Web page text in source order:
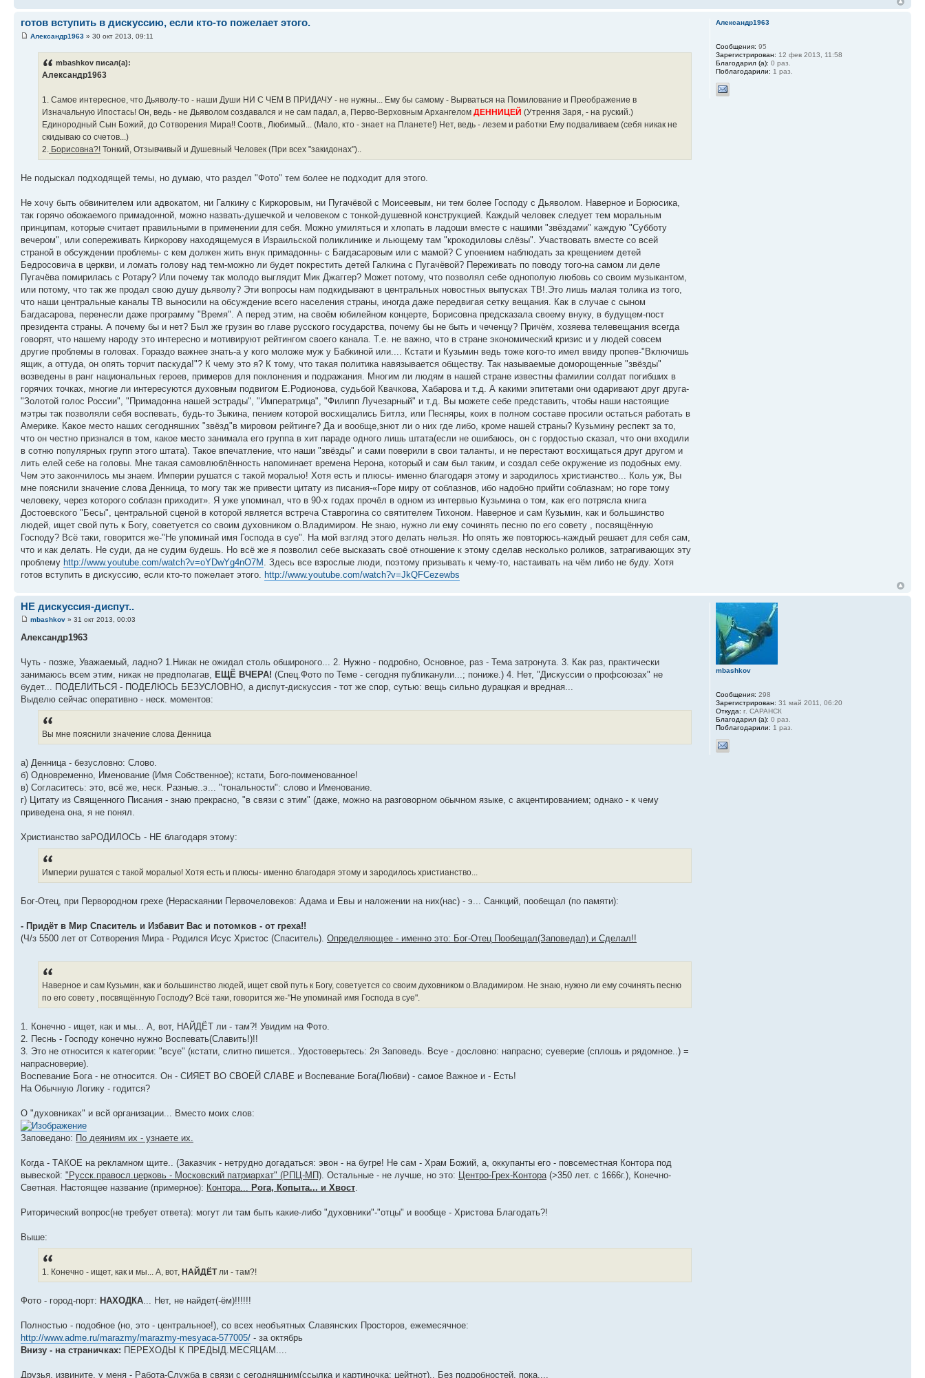
готов вступить в дискуссию, если кто-то пожелает этого.
Александр1963 » 30 окт 2013, 09:11
mbashkov писал(а):
Александр1963
1. Самое интересное, что Дьяволу-то - наши Души НИ С ЧЕМ В ПРИДАЧУ - не нужны... Ему бы самому - Вырваться на Помилование и Преображение в
Изначальную Ипостась! Он, ведь - не Дьяволом создавался и не сам падал, а, Перво-Верховным Архангелом ДЕННИЦЕЙ (Утрення Заря, - на руский.)
Единородный Сын Божий, до Сотворения Мира!! Соотв., Любимый... (Мало, кто - знает на Планете!) Нет, ведь - лезем и работки Ему подваливаем (себя никак не
скидываю со счетов...)
2. Борисовна?! Тонкий, Отзывчивый и Душевный Человек (При всех "закидонах")..
Не подыскал подходящей темы, но думаю, что раздел "Фото" тем более не подходит для этого.
Не хочу быть обвинителем или адвокатом, ни Галкину с Киркоровым, ни Пугачёвой с Моисеевым, ни тем более Господу с Дьяволом. Наверное и Борюсика,
так горячо обожаемого примадонной, можно назвать-душечкой и человеком с тонкой-душевной конструкцией. Каждый человек следует тем моральным
принципам, которые считает правильными в применении для себя. Можно умиляться и хлопать в ладоши вместе с нашими "звёздами" каждую "Субботу
вечером", или сопереживать Киркорову находящемуся в Израильской поликлинике и льющему там "крокодиловы слёзы". Участвовать вместе со всей
страной в обсуждении проблемы- с кем должен жить внук примадонны- с Багдасаровым или с мамой? С упоением наблюдать за крещением детей
Бедросовича в церкви, и ломать голову над тем-можно ли будет покрестить детей Галкина с Пугачёвой? Переживать по поводу того-на самом ли деле
Пугачёва помирилась с Ротару? Или почему так молодо выглядит Мик Джаггер? Может потому, что позволял себе однополую любовь со своим музыкантом,
или потому, что так же продал свою душу дьяволу? Эти вопросы нам подкидывают в центральных новостных выпусках ТВ!.Это лишь малая толика из того,
что наши центральные каналы ТВ выносили на обсуждение всего населения страны, иногда даже передвигая сетку вещания. Как в случае с сыном
Багдасарова, перенесли даже программу "Время". А перед этим, на своём юбилейном концерте, Борисовна предсказала своему внуку, в будущем-пост
президента страны. А почему бы и нет? Был же грузин во главе русского государства, почему бы не быть и чеченцу? Причём, хозяева телевещания всегда
говорят, что нашему народу это интересно и мотивируют рейтингом своего канала. Т.е. не важно, что в стране экономический кризис и у людей совсем
другие проблемы в головах. Гораздо важнее знать-а у кого моложе муж у Бабкиной или.... Кстати и Кузьмин ведь тоже кого-то имел ввиду пропев-"Включишь
ящик, а оттуда, он опять торчит паскуда!"? К чему это я? К тому, что такая политика навязывается обществу. Так называемые доморощенные "звёзды"
возведены в ранг национальных героев, примеров для поклонения и подражания. Многим ли людям в нашей стране известны фамилии солдат погибших в
горячих точках, многие ли интересуются духовным подвигом Е.Родионова, судьбой Квачкова, Хабарова и т.д. А какими эпитетами они одаривают друг друга-
"Золотой голос России", "Примадонна нашей эстрады", "Императрица", "Филипп Лучезарный" и т.д. Вы можете себе представить, чтобы наши настоящие
мэтры так позволяли себя воспевать, будь-то Зыкина, пением которой восхищались Битлз, или Песняры, коих в полном составе просили остаться работать в
Америке. Какое место наших сегодняшних "звёзд"в мировом рейтинге? Да и вообще,знют ли о них где либо, кроме нашей страны? Кузьмину респект за то,
что он честно признался в том, какое место занимала его группа в хит параде одного лишь штата(если не ошибаюсь, он с гордостью сказал, что они входили
в сотню популярных групп этого штата). Такое впечатление, что наши "звёзды" и сами поверили в свои таланты, и не перестают восхищаться друг другом и
лить елей себе на головы. Мне такая самовлюблённость напоминает времена Нерона, который и сам был таким, и создал себе окружение из подобных ему.
Чем это закончилось мы знаем. Империи рушатся с такой моралью! Хотя есть и плюсы- именно благодаря этому и зародилось христианство... Коль уж, Вы
мне пояснили значение слова Денница, то могу так же привести цитату из писания-«Горе миру от соблазнов, ибо надобно прийти соблазнам; но горе тому
человеку, через которого соблазн приходит». Я уже упоминал, что в 90-х годах прочёл в одном из интервью Кузьмина о том, как его потрясла книга
Достоевского "Бесы", центральной сценой в которой является встреча Ставрогина со святителем Тихоном. Наверное и сам Кузьмин, как и большинство
людей, ищет свой путь к Богу, советуется со своим духовником о.Владимиром. Не знаю, нужно ли ему сочинять песню по его совету , посвящённую
Господу? Всё таки, говорится же-"Не упоминай имя Господа в суе". На мой взгляд этого делать нельзя. Но опять же повторюсь-каждый решает для себя сам,
что и как делать. Не суди, да не судим будешь. Но всё же я позволил себе высказать своё отношение к этому сделав несколько роликов, затрагивающих эту
проблему http://www.youtube.com/watch?v=oYDwYg4nO7M . Здесь все взрослые люди, поэтому призывать к чему-то, настаивать на чём либо не буду. Хотя
готов вступить в дискуссию, если кто-то пожелает этого. http://www.youtube.com/watch?v=JkQFCezewbs
Александр1963
Сообщения: 95
Зарегистрирован: 12 фев 2013, 11:58
Благодарил (а): 0 раз.
Поблагодарили: 1 раз.
НЕ дискуссия-диспут..
mbashkov » 31 окт 2013, 00:03
Александр1963
Чуть - позже, Уважаемый, ладно? 1.Никак не ожидал столь обшироного... 2. Нужно - подробно, Основное, раз - Тема затронута. 3. Как раз, практически
занимаюсь всем этим, никак не предполагав, ЕЩЁ ВЧЕРА! (Спец.Фото по Теме - сегодня публиканули...; пониже.) 4. Нет, "Дискуссии о профсоюзах" не
будет... ПОДЕЛИТЬСЯ - ПОДЕЛЮСЬ БЕЗУСЛОВНО, а диспут-дискуссия - тот же спор, сутью: вещь сильно дурацкая и вредная...
Выделю сейчас оперативно - неск. моментов:
Вы мне пояснили значение слова Денница
а) Денница - безусловно: Слово.
б) Одновременно, Именование (Имя Собственное); кстати, Бого-поименованное!
в) Согласитесь: это, всё же, неск. Разные..э... "тональности": слово и Именование.
г) Цитату из Священного Писания - знаю прекрасно, "в связи с этим" (даже, можно на разговорном обычном языке, с акцентированием; однако - к чему
приведена она, я не понял.
Христианство заРОДИЛОСЬ - НЕ благодаря этому:
Империи рушатся с такой моралью! Хотя есть и плюсы- именно благодаря этому и зародилось христианство...
Бог-Отец, при Первородном грехе (Нераскаянии Первочеловеков: Адама и Евы и наложении на них(нас) - э... Санкций, пообещал (по памяти):
- Придёт в Мир Спаситель и Избавит Вас и потомков - от греха!!
(Ч/з 5500 лет от Сотворения Мира - Родился Исус Христос (Спаситель). Определяющее - именно это: Бог-Отец Пообещал(Заповедал) и Сделал!!
Наверное и сам Кузьмин, как и большинство людей, ищет свой путь к Богу, советуется со своим духовником о.Владимиром. Не знаю, нужно ли ему сочинять песню
по его совету , посвящённую Господу? Всё таки, говорится же-"Не упоминай имя Господа в суе".
1. Конечно - ищет, как и мы... А, вот, НАЙДЁТ ли - там?! Увидим на Фото.
2. Песнь - Господу конечно нужно Воспевать(Славить!)!!
3. Это не относится к категории: "всуе" (кстати, слитно пишется.. Удостоверьтесь: 2я Заповедь. Всуе - дословно: напрасно; суеверие (сплошь и рядомное..) =
напрасноверие).
Воспевание Бога - не относится. Он - СИЯЕТ ВО СВОЕЙ СЛАВЕ и Воспевание Бога(Любви) - самое Важное и - Есть!
На Обычную Логику - годится?
О "духовниках" и всй организации... Вместо моих слов:
Заповедано: По деяниям их - узнаете их.
Когда - ТАКОЕ на рекламном щите.. (Заказчик - нетрудно догадаться: эвон - на бугре! Не сам - Храм Божий, а, оккупанты его - повсеместная Контора под
вывеской: "Русск.правосл.церковь - Московский патриархат" (РПЦ-МП) . Остальные - не лучше, но это: Центро-Грех-Контора (>350 лет. с 1666г.), Конечно-
Светная. Настоящее название (примерное): Контора... Рога, Копыта... и Хвост
Риторический вопрос(не требует ответа): могут ли там быть какие-либо "духовники"-"отцы" и вообще - Христова Благодать?!
Выше:
1. Конечно - ищет, как и мы... А, вот, НАЙДЁТли - там?!
Фото - город-порт: НАХОДКА ... Нет, не найдет(-ём)!!!!!!
Полностью - подобное (но, это - центральное!), со всех необъятных Славянских Просторов, ежемесячное:
http://www.adme.ru/marazmy/marazmy-mesyaca-577005/ - за октябрь
Внизу - на страничках: ПЕРЕХОДЫ К ПРЕДЫД.МЕСЯЦАМ....
Друзья, извините, у меня - Работа-Служба в связи с сегодняшним(ссылка и картиночка: цейтнот).. Без подробностей, пока....
mbashkov
Сообщения: 298
Зарегистрирован: 31 май 2011, 06:20
Откуда: г. САРАНСК
Благодарил (а): 0 раз.
Поблагодарили: 1 раз.